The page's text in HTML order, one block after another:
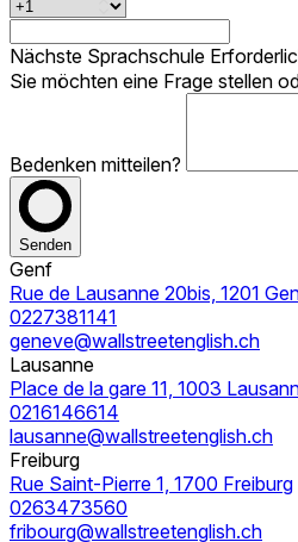
Nächste Sprachschule
Sie möchten eine Frage stellen
Bedenken mitteilen?
Senden
Genf
Rue de Lausanne 20bis, 1201
0227381141
geneve@wallstreetenglish.ch
Lausanne
Place de la gare 11, 1003
0216146614
lausanne@wallstreetenglish.ch
Freiburg
Rue Saint-Pierre 1, 1700 Freiburg
0263473560
fribourg@wallstreetenglish.ch